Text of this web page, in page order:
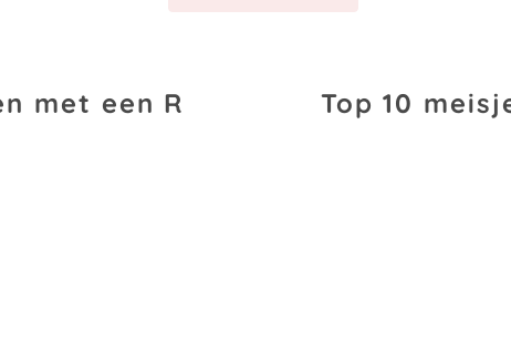
met een R Top 10